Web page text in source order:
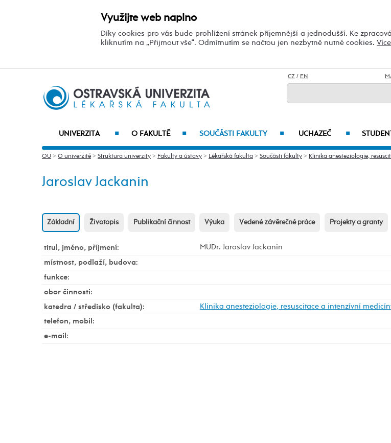
Využijte web naplno
Díky cookies pro vás bude prohlížení stránek příjemnější a jednodušší. Ke
kliknutím na „Přijmout vše“. Odmítnutím se načtou jen nezbytně nutné cookies.
CZ / EN
UNIVERZITA ■ O FAKULTĚ ■ SOUČÁSTI FAKULTY ■ UCHAZEČ ■
OU > O univerzitě > Struktura univerzity > Fakulty a ústavy > Lékařská fakulta > Součásti fakulty > Klinika anesteziologie,
Jaroslav Jackanin
Základní Životopis Publikační činnost Výuka Vedené závěrečné práce Projekty a granty
titul, jméno, příjmení:
MUDr. Jaroslav Jackanin
místnost, podlaží, budova:
funkce:
obor činnosti:
katedra / středisko (fakulta): Klinika anesteziologie, resuscitace a intenzívní
telefon, mobil :
e-mail :